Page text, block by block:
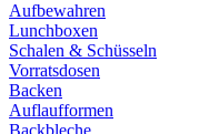
Aufbewahren
Lunchboxen
Schalen & Schüsseln
Vorratsdosen
Backen
Auflaufformen
Backbleche